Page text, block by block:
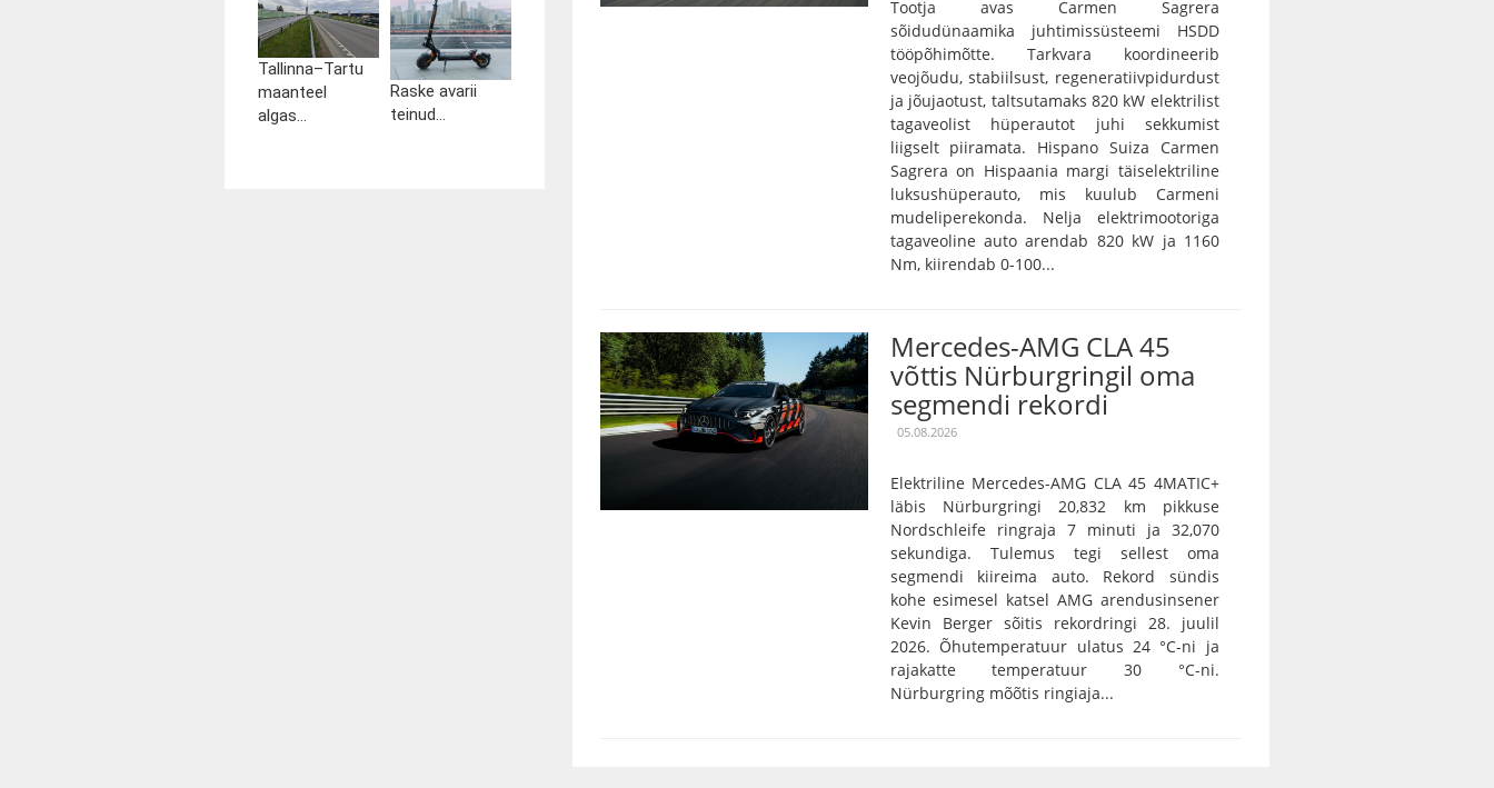
Tallinna–Tartu
maanteel
algas...
Raske avarii
teinud...
Tootja avas Carmen Sagrera
sõidudünaamika juhtimissüsteemi HSDD
tööpõhimõtte. Tarkvara koordineerib
veojõudu, stabiilsust, regeneratiivpidurdust
ja jõujaotust, taltsutamaks 820 kW elektrilist
tagaveolist hüperautot juhi sekkumist
liigselt piiramata. Hispano Suiza Carmen
Sagrera on Hispaania margi täiselektriline
luksushüperauto, mis kuulub Carmeni
mudeliperekonda. Nelja elektrimootoriga
tagaveoline auto arendab 820 kW ja 1160
Nm, kiirendab 0-100...
Mercedes-AMG CLA 45
võttis Nürburgringil oma
segmendi rekordi
05.08.2026
Elektriline Mercedes-AMG CLA 45 4MATIC+
läbis Nürburgringi 20,832 km pikkuse
Nordschleife ringraja 7 minuti ja 32,070
sekundiga. Tulemus tegi sellest oma
segmendi kiireima auto. Rekord sündis
kohe esimesel katsel AMG arendusinsener
Kevin Berger sõitis rekordringi 28. juulil
2026. Õhutemperatuur ulatus 24 °C-ni ja
rajakatte temperatuur 30 °C-ni.
Nürburgring mõõtis ringiaja...